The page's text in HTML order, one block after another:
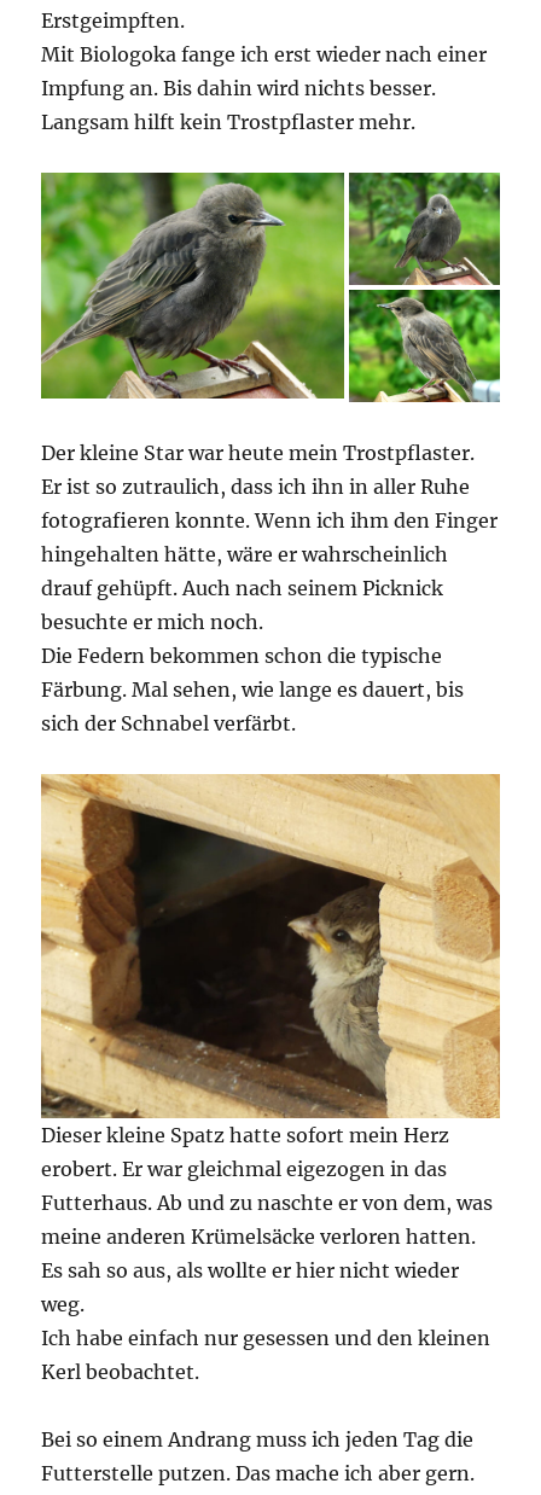
Erstgeimpften.
Mit Biologoka fange ich erst wieder nach einer
Impfung an. Bis dahin wird nichts besser.
Langsam hilft kein Trostpflaster mehr.
Der kleine Star war heute mein Trostpflaster.
Er ist so zutraulich, dass ich ihn in aller Ruhe
fotografieren konnte. Wenn ich ihm den Finger
hingehalten hätte, wäre er wahrscheinlich
drauf gehüpft. Auch nach seinem Picknick
besuchte er mich noch.
Die Federn bekommen schon die typische
Färbung. Mal sehen, wie lange es dauert, bis
sich der Schnabel verfärbt.
Dieser kleine Spatz hatte sofort mein Herz
erobert. Er war gleichmal eigezogen in das
Futterhaus. Ab und zu naschte er von dem, was
meine anderen Krümelsäcke verloren hatten.
Es sah so aus, als wollte er hier nicht wieder
weg.
Ich habe einfach nur gesessen und den kleinen
Kerl beobachtet.
Bei so einem Andrang muss ich jeden Tag die
Futterstelle putzen. Das mache ich aber gern.